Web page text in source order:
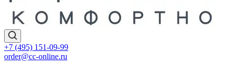
+7 (495) 151-09-99
order@cc-online.ru